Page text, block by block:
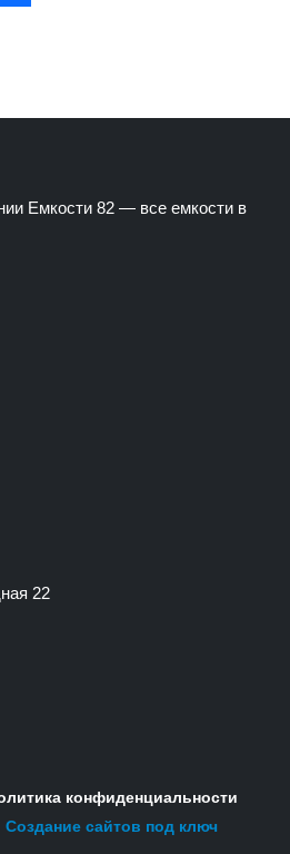
22
конфиденциальности
Создание сайтов под ключ